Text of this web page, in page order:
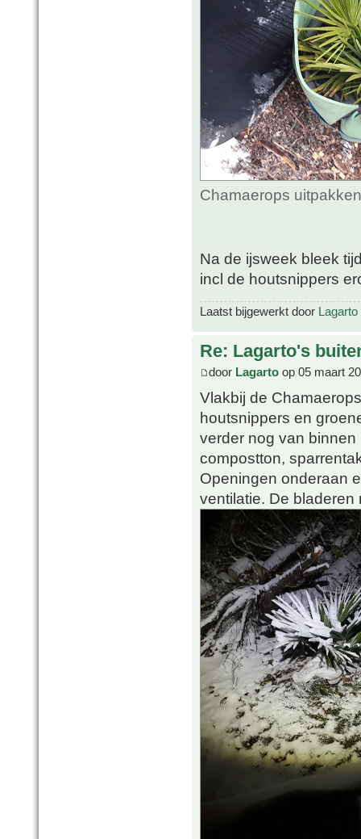
Chamaerops
Na de ijsweek bleek
incl de houtsnippers
Laatst bijgewerkt door Lagarto
Re: Lagarto's
door Lagarto op 05 maart
Vlakbij de
houtsnippers en
verder nog van
compostton,
Openingen onderaan
ventilatie. De